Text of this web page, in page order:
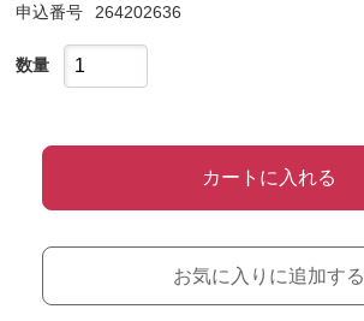
申込番号 264202636
数量
カートに入れる
お気に入りに追加する